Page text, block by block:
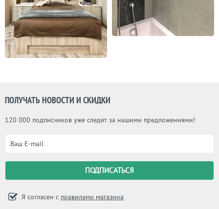
ПОЛУЧАТЬ НОВОСТИ И СКИДКИ
120 000 подписчиков уже следят за нашими предложениями!
Я согласен с правилами магазина